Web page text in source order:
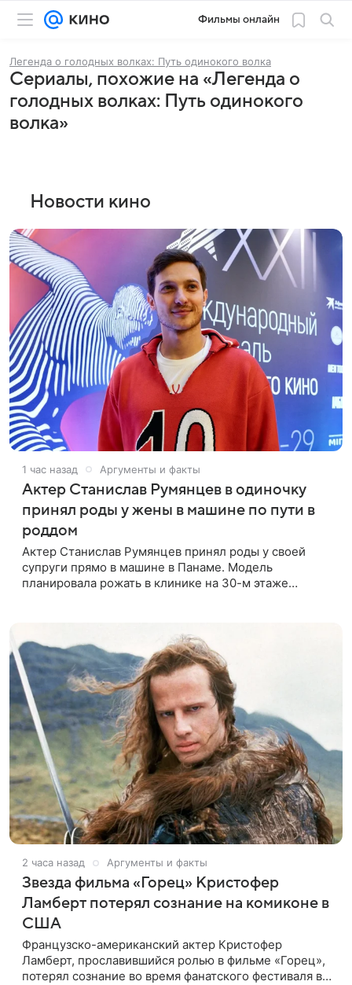
Фильмы онлайн
Легенда о голодных волках: Путь одинокого волка
Сериалы, похожие на «Легенда о
голодных волках: Путь одинокого
волка»
Новости кино
1 час назад Аргументы и факты
Актер Станислав Румянцев в одиночку
принял роды у жены в машине по пути в
роддом
Актер Станислав Румянцев принял роды у своей
супруги прямо в машине в Панаме. Модель
планировала рожать в клинике на 30-м этаже
2 часа назад Аргументы и факты
Звезда фильма «Горец» Кристофер
Ламберт потерял сознание на комиконе в
США
Французско-американский актер Кристофер
Ламберт, прославившийся ролью в фильме «Горец»,
потерял сознание во время фанатского фестиваля в